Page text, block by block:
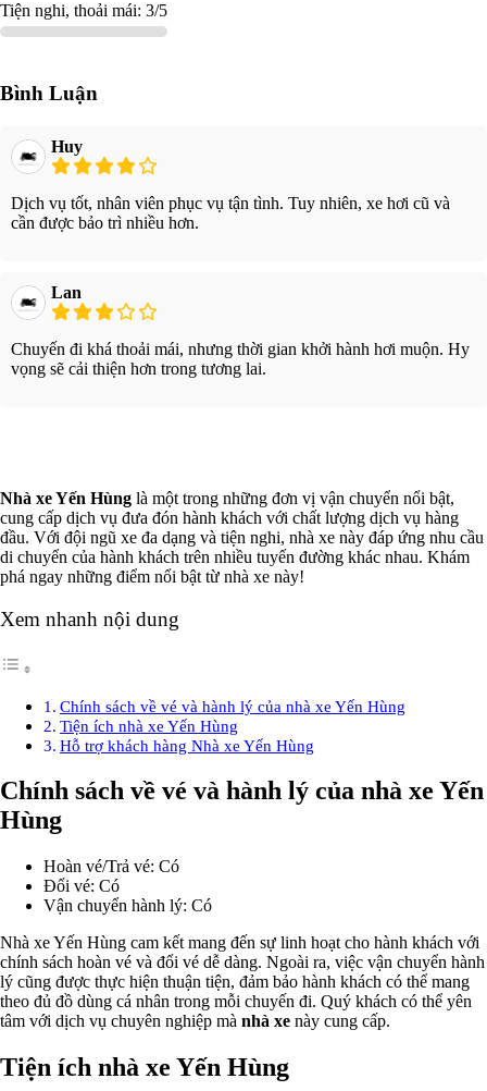
Tiện nghi, thoải mái: 3/5
Bình Luận
Huy
Dịch vụ tốt, nhân viên phục vụ tận tình. Tuy nhiên, xe hơi cũ và
cần được bảo trì nhiều hơn.
Lan
Chuyến đi khá thoải mái, nhưng thời gian khởi hành hơi muộn. Hy
vọng sẽ cải thiện hơn trong tương lai.
Nhà xe Yến Hùng là một trong những đơn vị vận chuyển nổi bật,
cung cấp dịch vụ đưa đón hành khách với chất lượng dịch vụ hàng
đầu. Với đội ngũ xe đa dạng và tiện nghi, nhà xe này đáp ứng nhu cầu
di chuyển của hành khách trên nhiều tuyến đường khác nhau. Khám
phá ngay những điểm nổi bật từ nhà xe này!
Xem nhanh nội dung
Chính sách về vé và hành lý của nhà xe Yến Hùng
Tiện ích nhà xe Yến Hùng
Hỗ trợ khách hàng Nhà xe Yến Hùng
Chính sách về vé và hành lý của nhà xe Yến
Hùng
Hoàn vé/Trả vé: Có
Đổi vé: Có
Vận chuyển hành lý: Có
Nhà xe Yến Hùng cam kết mang đến sự linh hoạt cho hành khách với
chính sách hoàn vé và đổi vé dễ dàng. Ngoài ra, việc vận chuyển hành
lý cũng được thực hiện thuận tiện, đảm bảo hành khách có thể mang
theo đủ đồ dùng cá nhân trong mỗi chuyến đi. Quý khách có thể yên
tâm với dịch vụ chuyên nghiệp mà nhà xe này cung cấp.
Tiện ích nhà xe Yến Hùng